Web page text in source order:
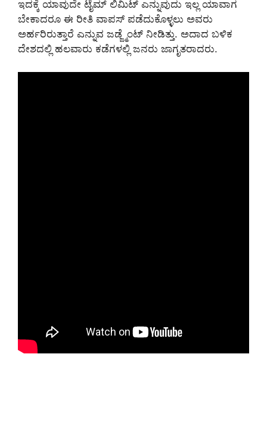
ಇದಕ್ಕೆ ಯಾವುದೇ ಟೈಮ್ ಲಿಮಿಟ್ ಎನ್ನುವುದು ಇಲ್ಲ ಯಾವಾಗ
ಬೇಕಾದರೂ ಈ ರೀತಿ ವಾಪಸ್ ಪಡೆದುಕೊಳ್ಳಲು ಅವರು
ಅರ್ಹರಿರುತ್ತಾರೆ ಎನ್ನುವ ಜಡ್ಜ್ಮೆಂಟ್ ನೀಡಿತ್ತು. ಅದಾದ ಬಳಿಕ
ದೇಶದಲ್ಲಿ ಹಲವಾರು ಕಡೆಗಳಲ್ಲಿ ಜನರು ಜಾಗೃತರಾದರು.